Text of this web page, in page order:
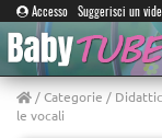
Accesso Suggerisci un
/Categorie /
le vocali